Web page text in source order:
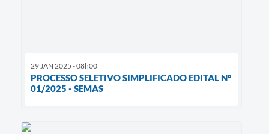
29 JAN 2025 - 08h00
PROCESSO SELETIVO SIMPLIFICADO EDITAL N°
01/2025 - SEMAS